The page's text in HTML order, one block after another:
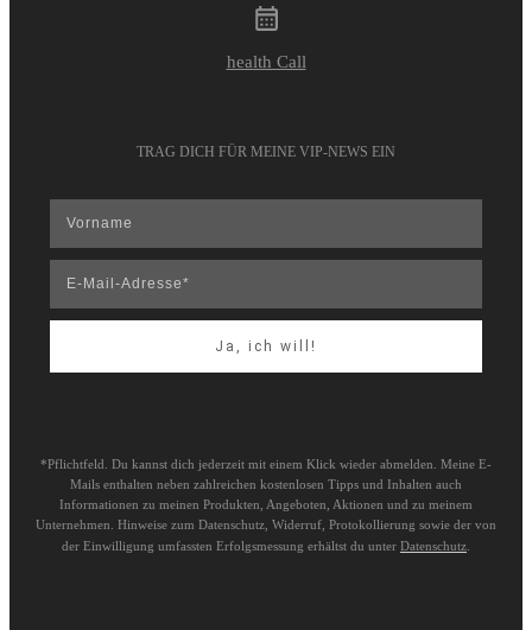
health Call
TRAG DICH FÜR MEINE VIP-NEWS EIN
Ja, ich will!
*Pflichtfeld. Du kannst dich jederzeit mit einem Klick wieder abmelden. Meine E-
Mails enthalten neben zahlreichen kostenlosen Tipps und Inhalten auch
Informationen zu meinen Produkten, Angeboten, Aktionen und zu meinem
Unternehmen. Hinweise zum Datenschutz, Widerruf, Protokollierung sowie der von
der Einwilligung umfassten Erfolgsmessung erhältst du unter Datenschutz